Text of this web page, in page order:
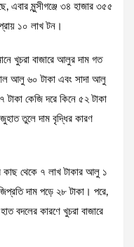
এবার মুন্সীগঞ্জে ৩৪ হাজার ৩৫৫
১০ লাখ টন।
খুচরা বাজারে আলুর দাম গত
আলু ৬০ টাকা এবং সাদা আলু
টাকা কেজি দরে কিনে ৫২ টাকা
তুলে দাম বৃদ্ধির কারণ
কাছ থেকে ৭ লাখ টাকার আলু ১
দাম পড়ে ২৮ টাকা। পরে,
বদলের কারণে খুচরা বাজারে